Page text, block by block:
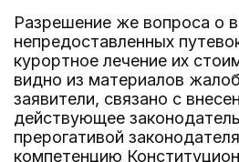
Разрешение же вопроса о
непредоставленных
курортное лечение их
видно из материалов
заявители, связано с
действующее
прерогативой
компетенцию